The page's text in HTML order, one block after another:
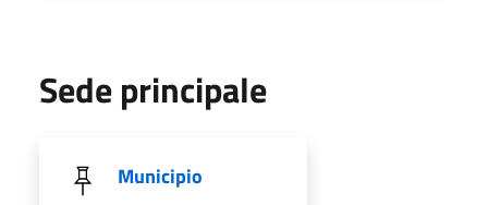
Sede principale
Municipio